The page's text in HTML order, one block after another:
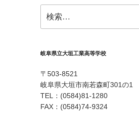
索:
岐阜県立大垣工業高等学校
〒503-8521
岐阜県大垣市南若森町301の1
TEL：(0584)81-1280
FAX：(0584)74-9324